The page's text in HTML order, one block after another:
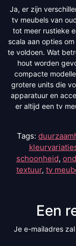
Ja, er zijn
tv meubels van
tot meer rustieke
scala aan opties
te voldoen. Wat
hout worden
compacte
grotere units die
apparatuur en
er altijd een tv
Tags:
schoonheid,
textuur, tv
Een
Je e-mailadres